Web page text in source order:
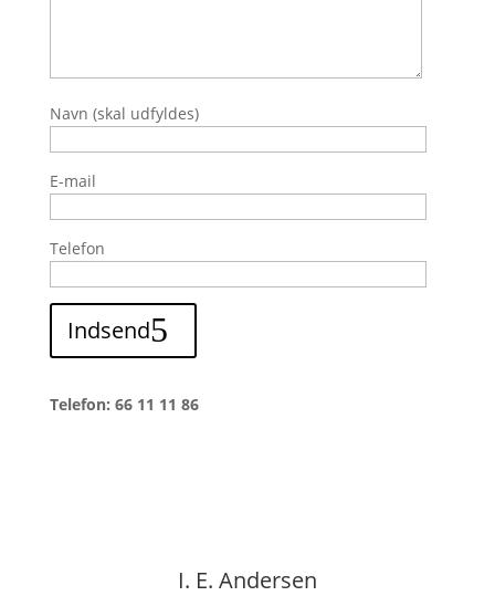
Navn (skal udfyldes)
E-mail
Telefon
Indsend
Telefon: 66 11 11 86
I. E. Andersen